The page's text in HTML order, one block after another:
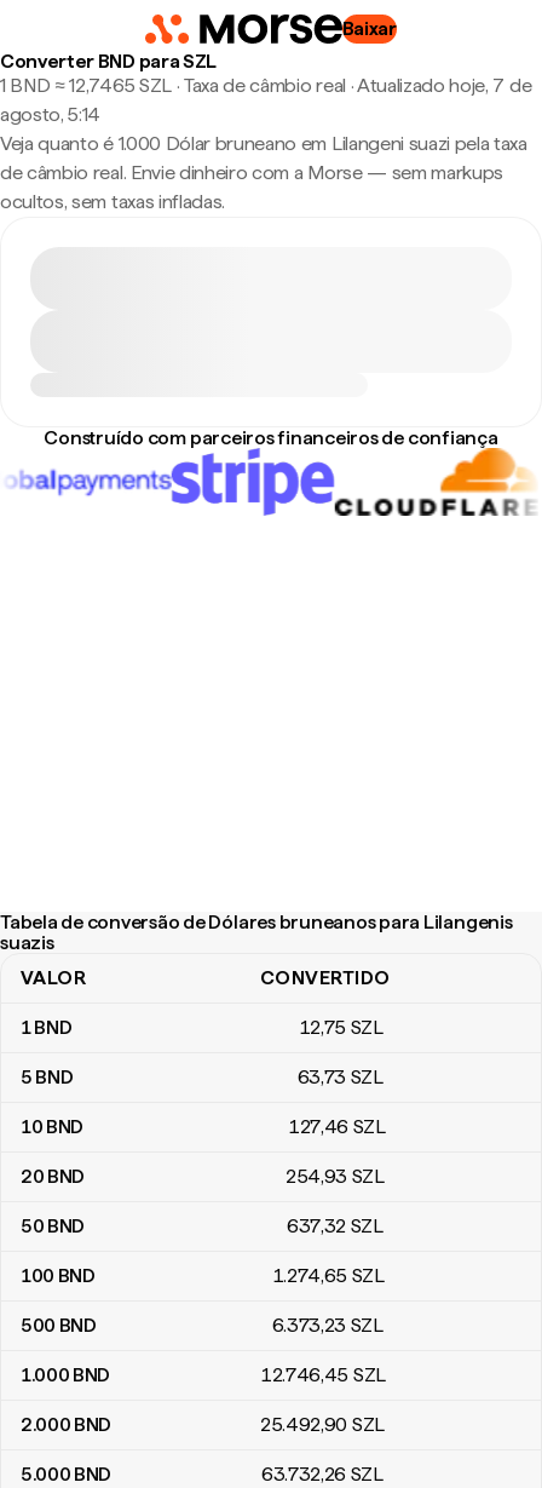
Baixar
Converter BND para SZL
1 BND ≈ 12,7465 SZL · Taxa de câmbio real ·Atualizado hoje, 7 de
agosto, 5:14
Veja quanto é 1.000 Dólar bruneano em Lilangeni suazi pela taxa
de câmbio real. Envie dinheiro com a Morse — sem markups
ocultos, sem taxas infladas.
Construído com parceiros financeiros de confiança
Tabela de conversão de Dólares bruneanos para Lilangenis
suazis
Tabela de conversão de Dólares bruneanos para Lilangenis
VALOR CONVERTIDO
1BND 12,75 SZL
5 BND 63,73 SZL
10 BND 127,46 SZL
20 BND 254,93 SZL
50 BND 637,32 SZL
100 BND 1.274,65 SZL
500 BND 6.373,23 SZL
1.000 BND 12.746,45 SZL
2.000 BND 25.492,90 SZL
5.000 BND 63.732,26 SZL